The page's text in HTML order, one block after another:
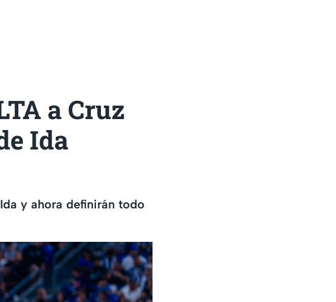
a Cruz
Ida
y ahora definirán todo